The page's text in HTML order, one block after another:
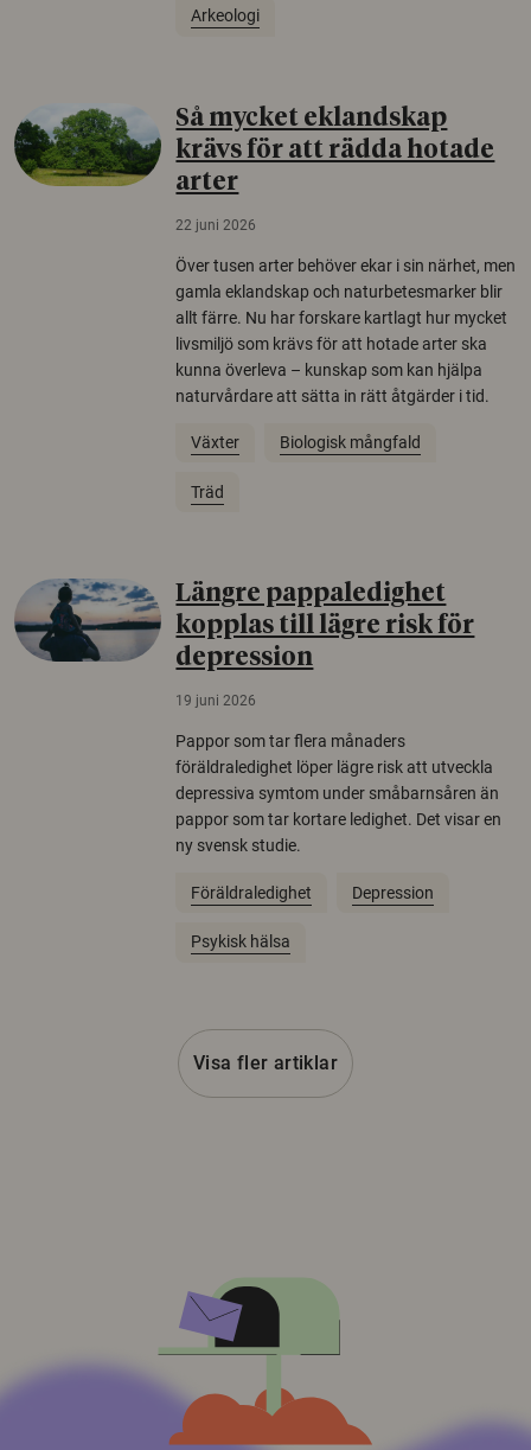
Arkeologi
Så mycket eklandskap
krävs för att rädda hotade
arter
22 juni 2026
Över tusen arter behöver ekar i sin närhet, men
gamla eklandskap och naturbetesmarker blir
allt färre. Nu har forskare kartlagt hur mycket
livsmiljö som krävs för att hotade arter ska
kunna överleva – kunskap som kan hjälpa
naturvårdare att sätta in rätt åtgärder i tid.
Växter Biologisk mångfald
Träd
Längre pappaledighet
kopplas till lägre risk för
depression
19 juni 2026
Pappor som tar flera månaders
föräldraledighet löper lägre risk att utveckla
depressiva symtom under småbarnsåren än
pappor som tar kortare ledighet. Det visar en
ny svensk studie.
Föräldraledighet Depression
Psykisk hälsa
Visa fler artiklar